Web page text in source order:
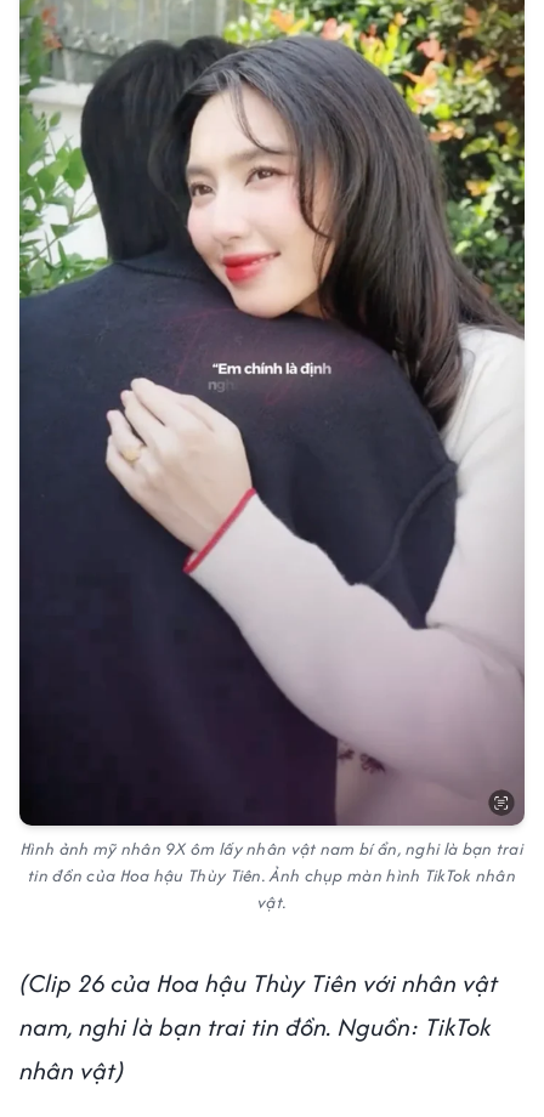
Hình ảnh mỹ nhân 9X ôm lấy nhân vật nam bí ẩn, nghi là bạn trai
tin đồn của Hoa hậu Thùy Tiên. Ảnh chụp màn hình TikTok nhân
vật.
(Clip 26 của Hoa hậu Thùy Tiên với nhân vật
nam, nghi là bạn trai tin đồn. Nguồn: TikTok
nhân vật)